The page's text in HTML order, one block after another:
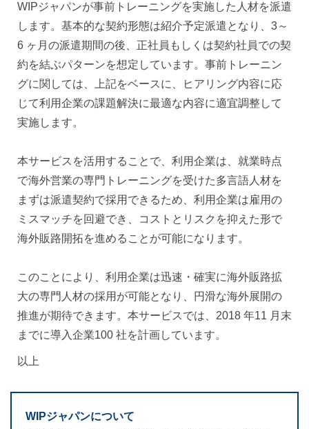
WIPジャパンが事前トレーニングを実施した人材を派遣
します。基本的な契約形態は紹介予定派遣となり、3～
6 ヶ月の派遣期間の後、正社員もしくは契約社員での契
約を結ぶパターンを想定しています。事前トレーニン
グに関しては、上記をベースに、ヒアリング内容に応
じて利用企業の課題解決に最適な内容に適宜調整して
実施します。
本サービスを活用することで、利用企業は、就業時点
で海外営業の専門トレーニングを受けた多言語人材を
まずは派遣契約で採用できるため、利用企業は雇用の
ミスマッチを回避でき、コストとリスクを抑えた形で
海外販路開拓を進めることが可能になります。
このことにより、利用企業は迅速・確実に海外販路拡
大の専門人材の採用が可能となり、円滑な海外展開の
推進が期待できます。本サービスでは、2018 年11 月末
までに導入企業100 社を計画しています。
以上
WIPジャパンについて